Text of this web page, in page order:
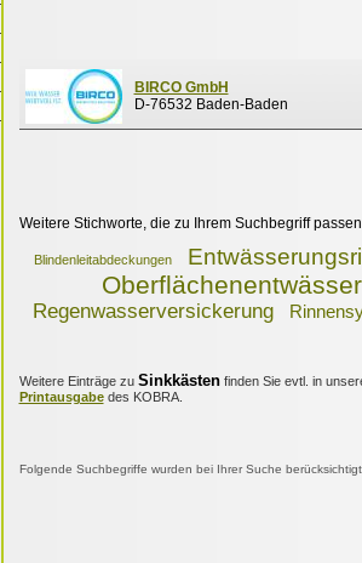
BIRCO GmbH
D-76532 Baden-Baden
Weitere Stichworte, die zu Ihrem Suchbegriff
Blindenleitabdeckungen
Regenwasserversickerung
Weitere Einträge zu Sinkkästenfinden Sie evtl. in
Printausgabedes KOBRA.
Folgende Suchbegriffe wurden bei Ihrer Suche